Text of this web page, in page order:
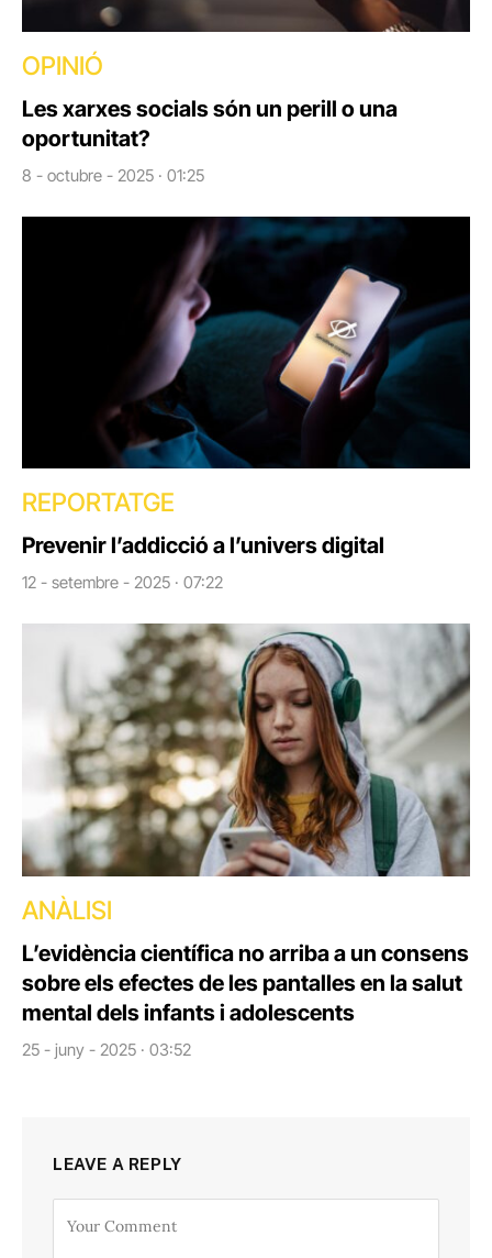
OPINIÓ
Les xarxes socials són un perill o una
oportunitat?
8 - octubre - 2025 · 01:25
REPORTATGE
Prevenir l’addicció a l’univers digital
12 - setembre - 2025 · 07:22
ANÀLISI
L’evidència científica no arriba a un consens
sobre els efectes de les pantalles en la salut
mental dels infants i adolescents
25 - juny - 2025 · 03:52
LEAVE A REPLY